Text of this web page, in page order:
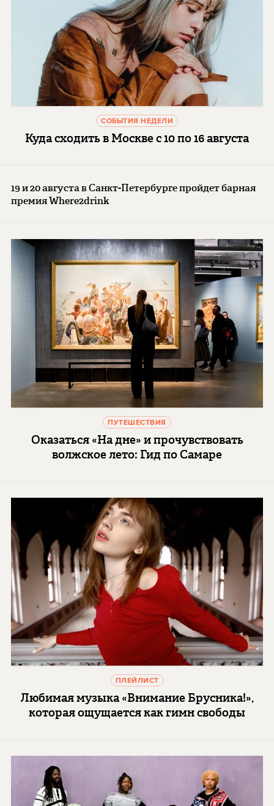
СОБЫТИЯ НЕДЕЛИ
Куда сходить в Москве с 10 по 16 августа
19 и 20 августа в Санкт-Петербурге пройдет барная
премия Where2drink
ПУТЕШЕСТВИЯ
Оказаться «На дне» и прочувствовать
волжское лето: Гид по Самаре
ПЛЕЙЛИСТ
Любимая музыка «Внимание Брусника!»,
которая ощущается как гимн свободы